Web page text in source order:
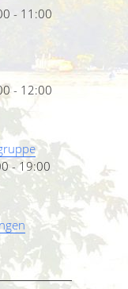
- 11:00
- 12:00
- 19:00